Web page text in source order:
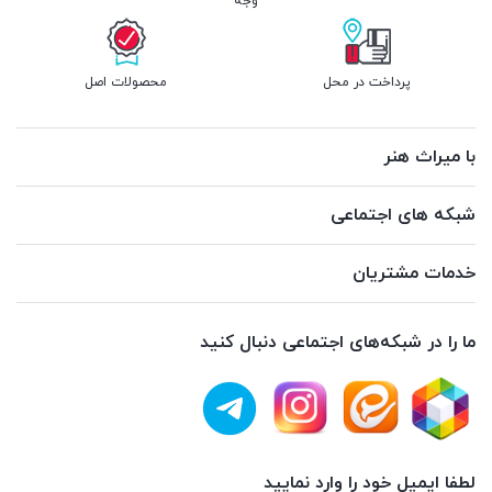
پرداخت در محل محصولات اصل
با میراث هنر
شبکه های اجتماعی
خدمات مشتریان
ما را در شبکه‌های اجتماعی دنبال کنید
لطفا ایمیل خود را وارد نمایید